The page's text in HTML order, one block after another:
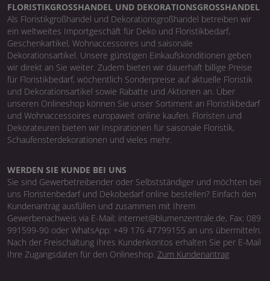
FLORISTIKGROSSHANDEL UND DEKORATIONSGROSSHANDEL
Als Floristikgroßhandel und Dekorationsgroßhandel betreiben wir
ein weltweites Importgeschäft für Deko und Floristikbedarf,
Geschenkartikel, Wohnaccessoires und saisonale
Dekorationsartikel. Unsere günstigen Einkaufskonditionen geben
wir direkt an Sie weiter. Zudem bieten wir dauerhaft billige Preise
für Floristikbedarf, wöchentlich Sonderpreise auf aktuelle Floristik
und Dekorationsartikel sowie Rabatte und Aktionen an. Über
unseren Onlineshop können Sie unser Sortiment an Floristikbedarf
und Wohnaccessoires europaweit online kaufen. Floristen und
Dekorateuren bieten wir Inspirationen für saisonale Floristik,
Schaufensterdekorationen und vieles mehr.
WERDEN SIE KUNDE BEI UNS
Sie sind Gewerbetreibender oder Selbstständiger und möchten bei
uns Floristenbedarf und Dekobedarf online bestellen? Einfach den
Kundenantrag ausfüllen und zusammen mit Ihrem
Gewerbenachweis via E-Mail: internet@blumenzentrale.de, Fax: 089
991599-90 oder WhatsApp: +49 176 47799155 an uns übermitteln.
Nach der Freischaltung Ihres Kundenkontos erhalten Sie per E-Mail
Ihre Zugangsdaten für den Onlineshop. Zum Kundenantrag